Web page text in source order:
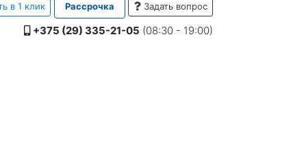
в 1 клик Рассрочка Задать вопрос
+375 (29) 335-21-05 (08:30 - 19:00)